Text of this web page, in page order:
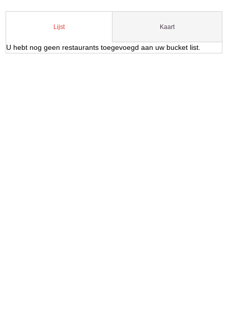
Lijst Kaart
U hebt nog geen restaurants toegevoegd aan uw bucket list.